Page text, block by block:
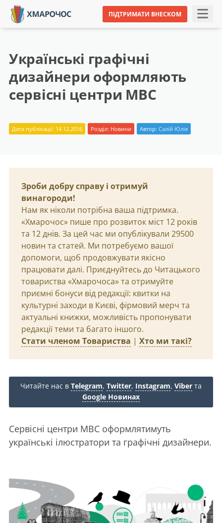
ПІДТРИМАТИ ВНЕСКОМ
Українські графічні
дизайнери оформляють
сервісні центри МВС
Дата публікації: 14.12.2016 Розділ: Новини Автор: Салій Юлія
Зроби добру справу і отримуй
винагороди!
Нам як ніколи потрібна ваша підтримка.
«Хмарочос» пише про розвиток міст 12 років
та 12 днів. За цей час ми опублікували 29500
новин та статей. Ми потребуємо вашої
допомоги, щоб продовжувати якісно
працювати далі. Приєднуйтесь до Читацького
товариства «Хмарочоса» та отримуйте
приємні бонуси від редакції: квитки на
культурні заходи в Києві, фірмовий мерч та
актуальні книжки, можливість пропонувати
редакції теми та багато іншого.
Стати членом Товариства | Хто ми такі?
Читайте нас в Telegram, Twitter, Instagram, Viber та
Google Новинах
Сервісні центри МВС оформлятимуть
українські ілюстратори та графічні дизайнери.